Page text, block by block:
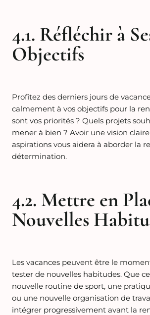
4.1. Réfléchir à
Objectifs
Profitez des derniers jours de
calmement à vos objectifs pour la
sont vos priorités ? Quels projets
mener à bien ? Avoir une vision
aspirations vous aidera à aborder la
détermination.
4.2. Mettre en
Nouvelles
Les vacances peuvent être le
tester de nouvelles habitudes. Que
nouvelle routine de sport, une
ou une nouvelle organisation de
intégrer progressivement avant la